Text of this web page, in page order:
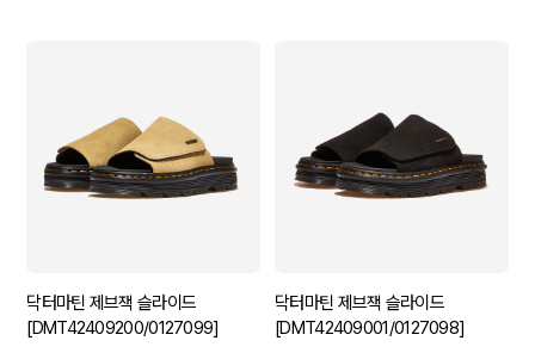
닥터마틴 제브잭 슬라이드
[DMT42409200/0127099]
닥터마틴 제브잭 슬라이드
[DMT42409001/0127098]